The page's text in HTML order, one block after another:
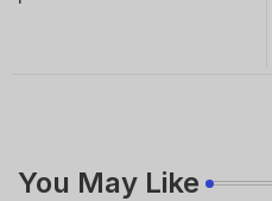
You May Like